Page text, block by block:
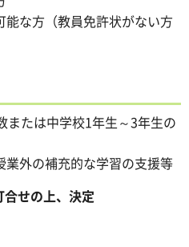
な方（教員免許状がない方
または中学校1年生～3年生の
外の補充的な学習の支援等
せの上、決定